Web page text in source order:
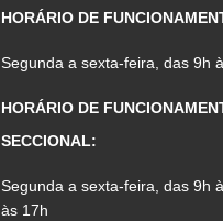
HORÁRIO DE
Segunda a sexta-feira, das 9h
HORÁRIO DE
SECCIONAL:
Segunda a sexta-feira, das 9h
às 17h